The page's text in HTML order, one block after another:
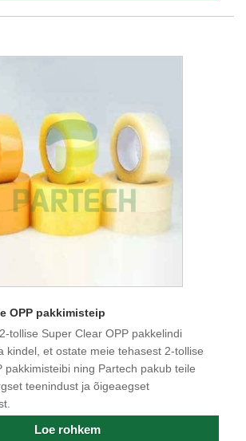
OPP pakkimisteip
tollise Super Clear OPP pakkelindi
kindel, et ostate meie tehasest 2-tollise
pakkimisteibi ning Partech pakub teile
teenindust ja õigeaegset
Loe rohkem